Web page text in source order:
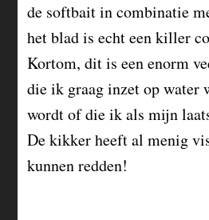
de softbait in combinatie
het blad is echt een killer
Kortom, dit is een enorm
die ik graag inzet op water
wordt of die ik als mijn
De kikker heeft al menig
kunnen redden!